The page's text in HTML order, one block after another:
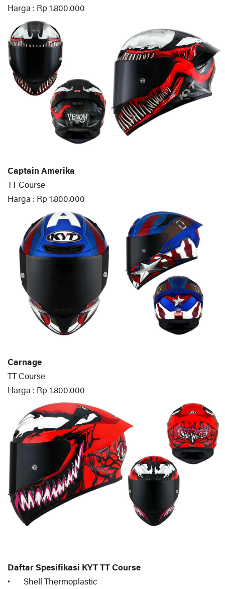
Harga : Rp 1.800.000
Captain Amerika
TT Course
Harga : Rp 1.800.000
Carnage
TT Course
Harga : Rp 1.800.000
Daftar Spesifikasi KYT TT Course
•
Shell Thermoplastic